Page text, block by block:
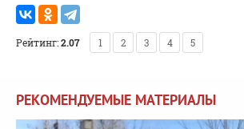
Рейтинг:2.07 1 2 3 4 5
РЕКОМЕНДУЕМЫЕ МАТЕРИАЛЫ